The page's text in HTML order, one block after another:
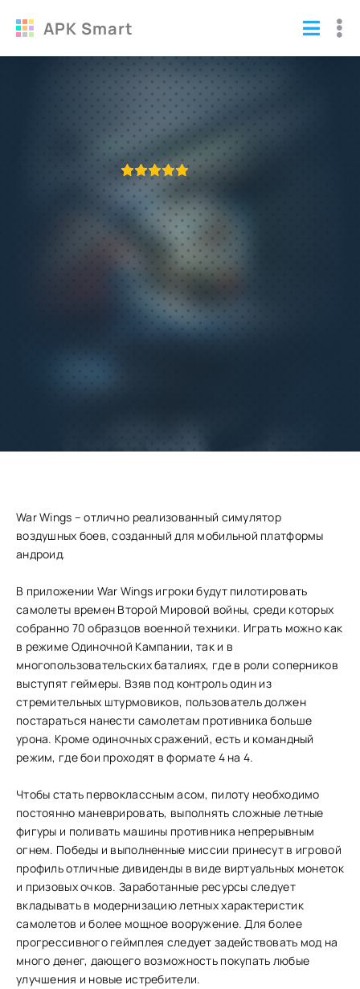
APK Smart
Взлом War Wings (Мод много денег)
ПРИЛОЖЕНИЕ ПРОВЕРЕНО
489
War Wings – отлично реализованный симулятор
воздушных боев, созданный для мобильной платформы
андроид.
В приложении War Wings игроки будут пилотировать
самолеты времен Второй Мировой войны, среди которых
собранно 70 образцов военной техники. Играть можно как
в режиме Одиночной Кампании, так и в
многопользовательских баталиях, где в роли соперников
выступят геймеры. Взяв под контроль один из
стремительных штурмовиков, пользователь должен
постараться нанести самолетам противника больше
урона. Кроме одиночных сражений, есть и командный
режим, где бои проходят в формате 4 на 4.
Чтобы стать первоклассным асом, пилоту необходимо
постоянно маневрировать, выполнять сложные летные
фигуры и поливать машины противника непрерывным
огнем. Победы и выполненные миссии принесут в игровой
профиль отличные дивиденды в виде виртуальных монеток
и призовых очков. Заработанные ресурсы следует
вкладывать в модернизацию летных характеристик
самолетов и более мощное вооружение. Для более
прогрессивного геймплея следует задействовать мод на
много денег, дающего возможность покупать любые
улучшения и новые истребители.